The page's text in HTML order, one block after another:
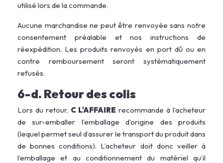
utilisé lors de la commande.
Aucune marchandise ne peut être renvoyée sans notre
consentement préalable et nos instructions de
réexpédition. Les produits renvoyés en port dû ou en
contre remboursement seront systématiquement
refusés.
6-d. Retour des colis
Lors du retour, C L'AFFAIRE recommande à l’acheteur
de sur-emballer l’emballage d’origine des produits
(lequel permet seul d’assurer le transport du produit dans
de bonnes conditions). L’acheteur doit donc veiller à
l’emballage et au conditionnement du matériel qu’il